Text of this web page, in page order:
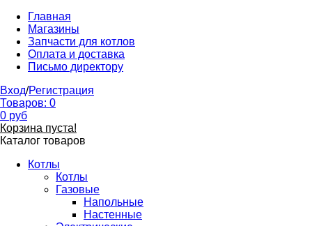
Главная
Магазины
Запчасти для котлов
Оплата и доставка
Письмо директору
Вход/Регистрация
Товаров: 0
0 руб
Корзина пуста!
Каталог товаров
Котлы
Котлы
Газовые
Напольные
Настенные